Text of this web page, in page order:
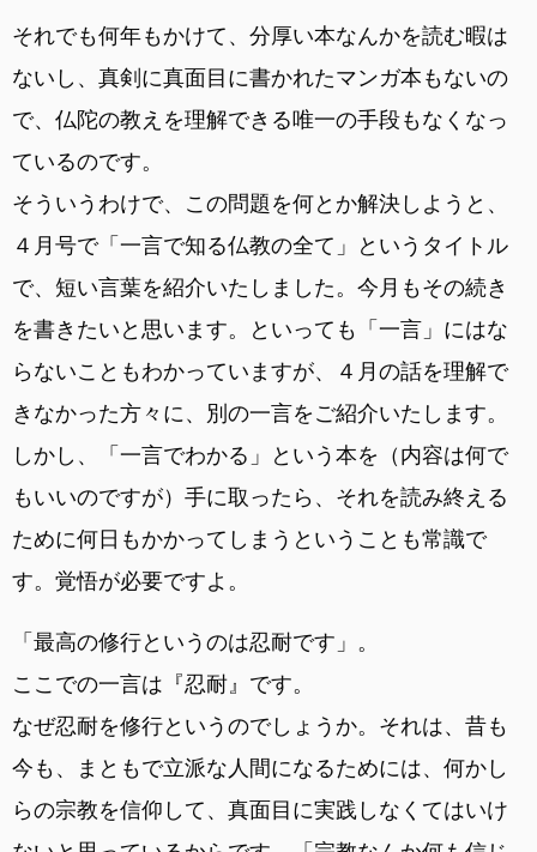
それでも何年もかけて、分厚い本なんかを読む暇は
ないし、真剣に真面目に書かれたマンガ本もないの
で、仏陀の教えを理解できる唯一の手段もなくなっ
ているのです。
そういうわけで、この問題を何とか解決しようと、
４月号で「一言で知る仏教の全て」というタイトル
で、短い言葉を紹介いたしました。今月もその続き
を書きたいと思います。といっても「一言」にはな
らないこともわかっていますが、４月の話を理解で
きなかった方々に、別の一言をご紹介いたします。
しかし、「一言でわかる」という本を（内容は何で
もいいのですが）手に取ったら、それを読み終える
ために何日もかかってしまうということも常識で
す。覚悟が必要ですよ。
「最高の修行というのは忍耐です」。
ここでの一言は『忍耐』です。
なぜ忍耐を修行というのでしょうか。それは、昔も
今も、まともで立派な人間になるためには、何かし
らの宗教を信仰して、真面目に実践しなくてはいけ